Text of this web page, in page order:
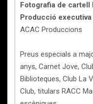
Fotografia de cartell
Producció executiva
ACAC Produccions
Preus especials a
anys, Carnet Jove,
Biblioteques, Club La
Club, titulars RACC